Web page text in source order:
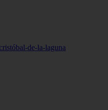
de-la-laguna